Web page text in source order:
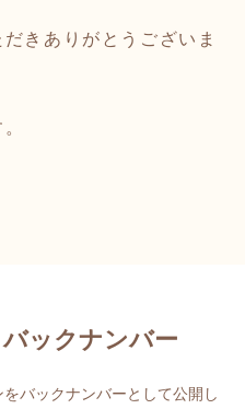
きありがとうございま
ックナンバー
バックナンバーとして公開し